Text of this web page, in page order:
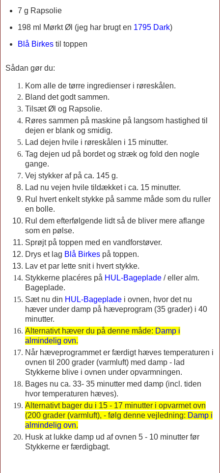
7 g Rapsolie
198 ml Mørkt Øl (jeg har brugt en 1795 Dark)
Blå Birkestil toppen
Sådan gør du:
Kom alle de tørre ingredienser i røreskålen.
Bland det godt sammen.
Tilsæt Øl og Rapsolie.
Røres sammen på maskine på langsom hastighed til
dejen er blank og smidig.
Lad dejen hvile i røreskålen i 15 minutter.
Tag dejen ud på bordet og stræk og fold den nogle
gange.
Vej stykker af på ca. 145 g.
Lad nu vejen hvile tildækket i ca. 15 minutter.
Rul hvert enkelt stykke på samme måde som du ruller
en bolle.
Rul dem efterfølgende lidt så de bliver mere aflange
som en pølse.
Sprøjt på toppen med en vandforstøver.
Drys et lag Blå Birkes på toppen.
Lav et par lette snit i hvert stykke.
Stykkerne placéres på HUL-Bageplade / eller alm.
Bageplade.
Sæt nu din HUL-Bageplade i ovnen, hvor det nu
hæver under damp på hæveprogram (35 grader) i 40
minutter.
Alternativt hæver du på denne måde: Damp i
almindelig ovn.
Når hæveprogrammet er færdigt hæves temperaturen i
ovnen til 200 grader (varmluft) med damp - lad
Stykkerne blive i ovnen under opvarmningen.
Bages nu ca. 33- 35 minutter med damp (incl. tiden
hvor temperaturen hæves).
Alternativt bager du i 15 - 17 minutter i opvarmet ovn
(200 grader (varmluft), - følg denne vejledning: Damp i
almindelig ovn.
Husk at lukke damp ud af ovnen 5 - 10 minutter før
Stykkerne er færdigbagt.